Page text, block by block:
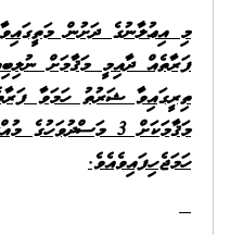
މި އިޢުލާނުގެ ދަށުން
ފަރާތެއް ދާއިމީ މަޤާމަށް
ތިރީގައިވާ ޝަރުތު ހަމަވާ
މަޤާމަކަށް 3
ހަމަޖެހިފައިވެއެވެ.